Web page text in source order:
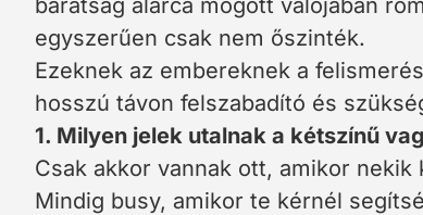
barátság álarca mögött valójában
egyszerűen csak nem őszinték.
Ezeknek az embereknek a
hosszú távon felszabadító és
1. Milyen jelek utalnak a kétszínű
Csak akkor vannak ott, amikor nekik
Mindig busy, amikor te kérnél